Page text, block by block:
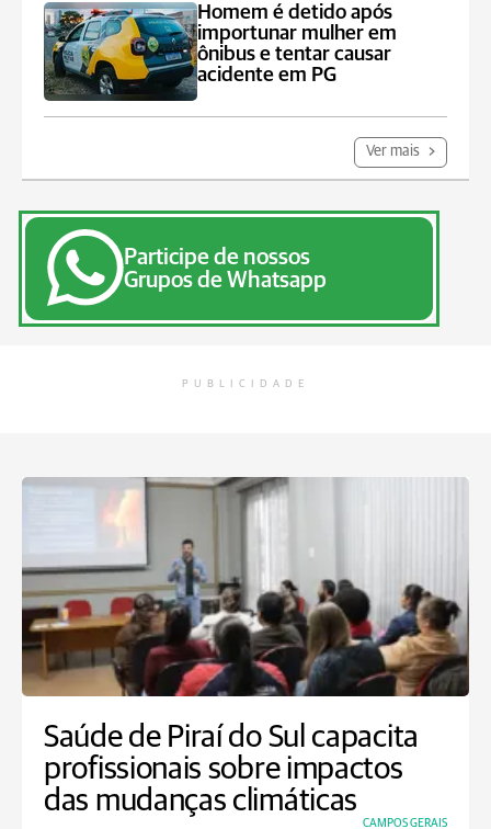
Homem é detido após
importunar mulher em
ônibus e tentar causar
acidente em PG
Ver mais
Participe de nossos
Grupos de Whatsapp
PUBLICIDADE
Saúde de Piraí do Sul capacita
profissionais sobre impactos
das mudanças climáticas
CAMPOS GERAIS